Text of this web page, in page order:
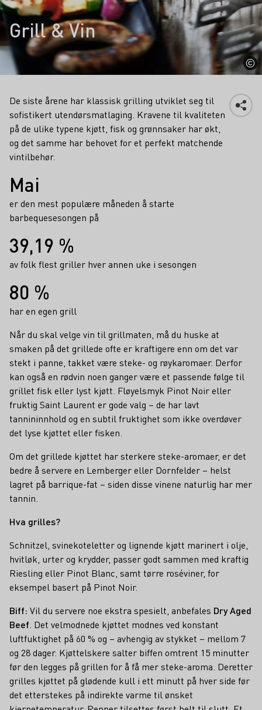
Grill & Vin
De siste årene har klassisk grilling utviklet seg til
sofistikert utendørsmatlaging. Kravene til kvaliteten
på de ulike typene kjøtt, fisk og grønnsaker har økt,
og det samme har behovet for et perfekt matchende
vintilbehør.
Fakta
Mai
er den mest populære måneden å starte
barbequesesongen på
39,19 %
av folk flest griller hver annen uke i sesongen
80 %
har en egen grill
Når du skal velge vin til grillmaten, må du huske at
smaken på det grillede ofte er kraftigere enn om det var
stekt i panne, takket være steke- og røykaromaer. Derfor
kan også en rødvin noen ganger være et passende følge til
grillet fisk eller lyst kjøtt. Fløyelsmyk Pinot Noir eller
fruktig Saint Laurent er gode valg – de har lavt
tannininnhold og en subtil fruktighet som ikke overdøver
det lyse kjøttet eller fisken.
Om det grillede kjøttet har sterkere steke-aromaer, er det
bedre å servere en Lemberger eller Dornfelder – helst
lagret på barrique-fat – siden disse vinene naturlig har mer
tannin.
Hva grilles?
Schnitzel, svinekoteletter og lignende kjøtt marinert i olje,
hvitløk, urter og krydder, passer godt sammen med kraftig
Riesling eller Pinot Blanc, samt tørre roséviner, for
eksempel basert på Pinot Noir.
Biff: Vil du servere noe ekstra spesielt, anbefales Dry Aged
Beef . Det velmodnede kjøttet modnes ved konstant
luftfuktighet på 60 % og – avhengig av stykket – mellom 7
og 28 dager. Kjøttelskere salter biffen omtrent 15 minutter
før den legges på grillen for å få mer steke-aroma. Deretter
grilles kjøttet på glødende kull i ett minutt på hver side før
det etterstekes på indirekte varme til ønsket